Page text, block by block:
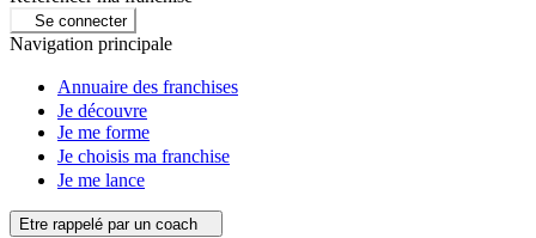
Se connecter
Navigation principale
Annuaire des franchises
Je découvre
Je me forme
Je choisis ma franchise
Je me lance
Etre rappelé par un coach